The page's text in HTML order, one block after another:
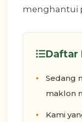
menghantui
Daftar
Sedang
maklon
Kami